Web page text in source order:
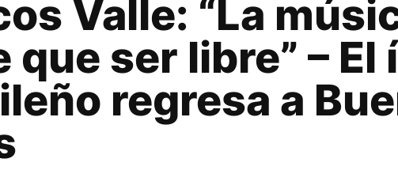
Valle: “La
que ser libre” – El
regresa a